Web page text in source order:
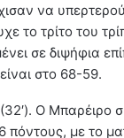
να
το τρίτο του
σε διψήφια
στο 68-59.
Ο Μπαρέιρο
με το